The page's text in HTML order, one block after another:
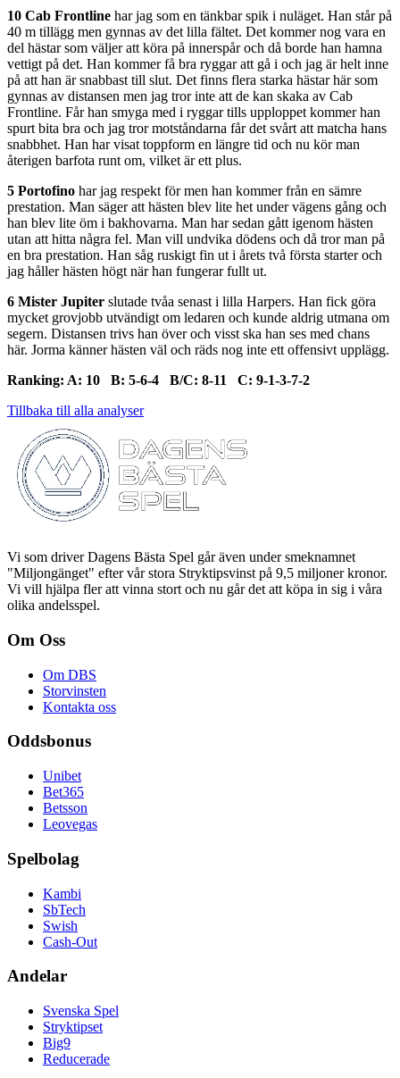
10 Cab Frontline har jag som en tänkbar spik i nuläget. Han står på
40 m tillägg men gynnas av det lilla fältet. Det kommer nog vara en
del hästar som väljer att köra på innerspår och då borde han hamna
vettigt på det. Han kommer få bra ryggar att gå i och jag är helt inne
på att han är snabbast till slut. Det finns flera starka hästar här som
gynnas av distansen men jag tror inte att de kan skaka av Cab
Frontline. Får han smyga med i ryggar tills upploppet kommer han
spurt bita bra och jag tror motståndarna får det svårt att matcha hans
snabbhet. Han har visat toppform en längre tid och nu kör man
återigen barfota runt om, vilket är ett plus.
5 Portofino har jag respekt för men han kommer från en sämre
prestation. Man säger att hästen blev lite het under vägens gång och
han blev lite öm i bakhovarna. Man har sedan gått igenom hästen
utan att hitta några fel. Man vill undvika dödens och då tror man på
en bra prestation. Han såg ruskigt fin ut i årets två första starter och
jag håller hästen högt när han fungerar fullt ut.
6 Mister Jupiter slutade tvåa senast i lilla Harpers. Han fick göra
mycket grovjobb utvändigt om ledaren och kunde aldrig utmana om
segern. Distansen trivs han över och visst ska han ses med chans
här. Jorma känner hästen väl och räds nog inte ett offensivt upplägg.
Ranking: A: 10 B: 5-6-4 B/C: 8-11 C: 9-1-3-7-2
Tillbaka till alla analyser
Vi som driver Dagens Bästa Spel går även under smeknamnet
"Miljongänget" efter vår stora Stryktipsvinst på 9,5 miljoner kronor.
Vi vill hjälpa fler att vinna stort och nu går det att köpa in sig i våra
olika andelsspel.
Om Oss
Om DBS
Storvinsten
Kontakta oss
Oddsbonus
Unibet
Bet365
Betsson
Leovegas
Spelbolag
Kambi
SbTech
Swish
Cash-Out
Andelar
Svenska Spel
Stryktipset
Big9
Reducerade